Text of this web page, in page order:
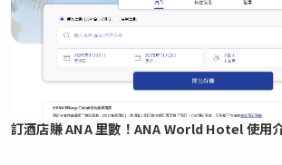
訂酒店賺 ANA 里數！ANA World Hotel 使用